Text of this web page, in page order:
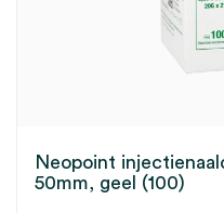
Neopoint
50mm, geel (100)